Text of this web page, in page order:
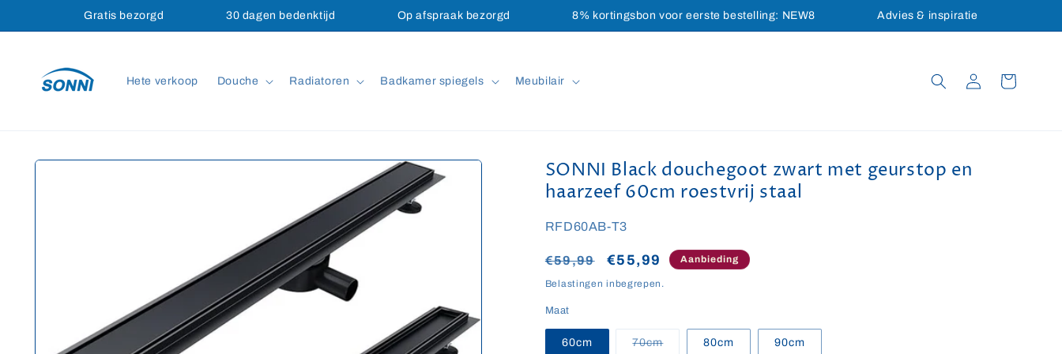
content
Gratis bezorgd 30 dagen bedenktijd Op afspraak bezorgd 8% kortingsbon voor eerste bestelling: NEW8 Advies & inspiratie
Hete verkoop Douche Radiatoren Badkamer spiegels Meubilair InloggenWinkelwagen
SONNI Black douchegoot zwart met geurstop en
haarzeef 60cm roestvrij staal
SKU:
RFD60AB-T3
Normale
prijs
€59,99 Aanbiedingsprijs
€55,99 Aanbieding
Belastingen inbegrepen.
Maat
60cm 70cmVariant 80cm 90cm